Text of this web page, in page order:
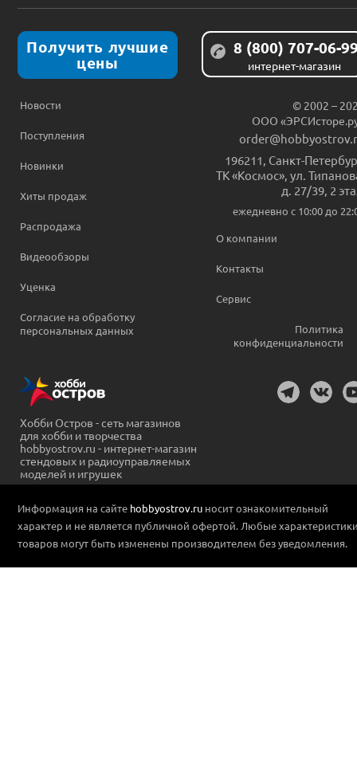
Получить лучшие
цены
8 (800) 707-06-
интернет-магазин
Новости
Поступления
Новинки
Хиты продаж
Распродажа
Видеообзоры
Уценка
Согласие на обработку
персональных данных
© 2002 –
ООО
196211 Санкт-
ТК «Космос», ул.
д. 27/39, 2
ежедневно c 10:00 до
О компании
Контакты
Сервис
Политика
конфиденциальности
Хобби Остров - сеть магазинов
для хобби и творчества
hobbyostrov.ru - интернет-магазин
стендовых и радиоуправляемых
моделей и игрушек
Информация на сайте hobbyostrov.ru носит ознакомительный
характер и не является публичной офертой. Любые
товаров могут быть изменены производителем без уведомления.